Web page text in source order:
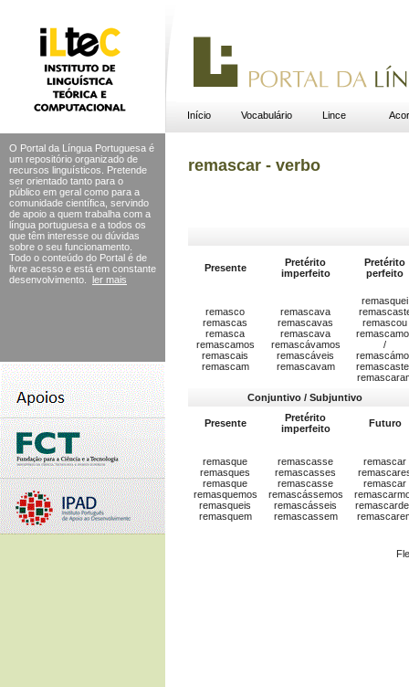
Início Vocabulário Lince
O Portal da Língua Portuguesa é
um repositório organizado de
recursos linguísticos. Pretende
ser orientado tanto para o
público em geral como para a
comunidade científica, servindo
de apoio a quem trabalha com a
língua portuguesa e a todos os
que têm interesse ou dúvidas
sobre o seu funcionamento.
Todo o conteúdo do Portal é de
livre acesso e está em constante
desenvolvimento.
ler mais
remascar - verbo
Presente
Pretérito
imperfeito
Pretérito
perfeito
remasco
remascas
remasca
remascamos
remascais
remascam
remascava
remascavas
remascava
remascávamos
remascáveis
remascavam
remasquei
remascou
/
Conjuntivo / Subjuntivo
Presente
Pretérito
imperfeito
Futuro
remasque
remasques
remasque
remasquemos
remasqueis
remasquem
remascasse
remascasses
remascasse
remascássemos
remascásseis
remascassem
remascar
remascar